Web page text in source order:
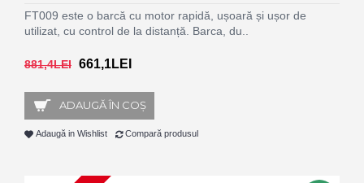
FT009 este o barcă cu motor rapidă, ușoară și ușor de
utilizat, cu control de la distanță. Barca, du..
881,4LEI 661,1LEI
ADAUGĂ ÎN COŞ
Adaugă in Wishlist Compară produsul